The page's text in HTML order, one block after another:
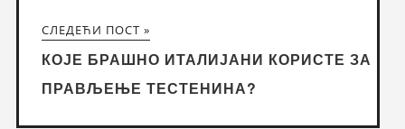
СЛЕДЕЋИ ПОСТ »
КОЈЕ БРАШНО ИТАЛИЈАНИ КОРИСТЕ ЗА
ПРАВЉЕЊЕ ТЕСТЕНИНА?